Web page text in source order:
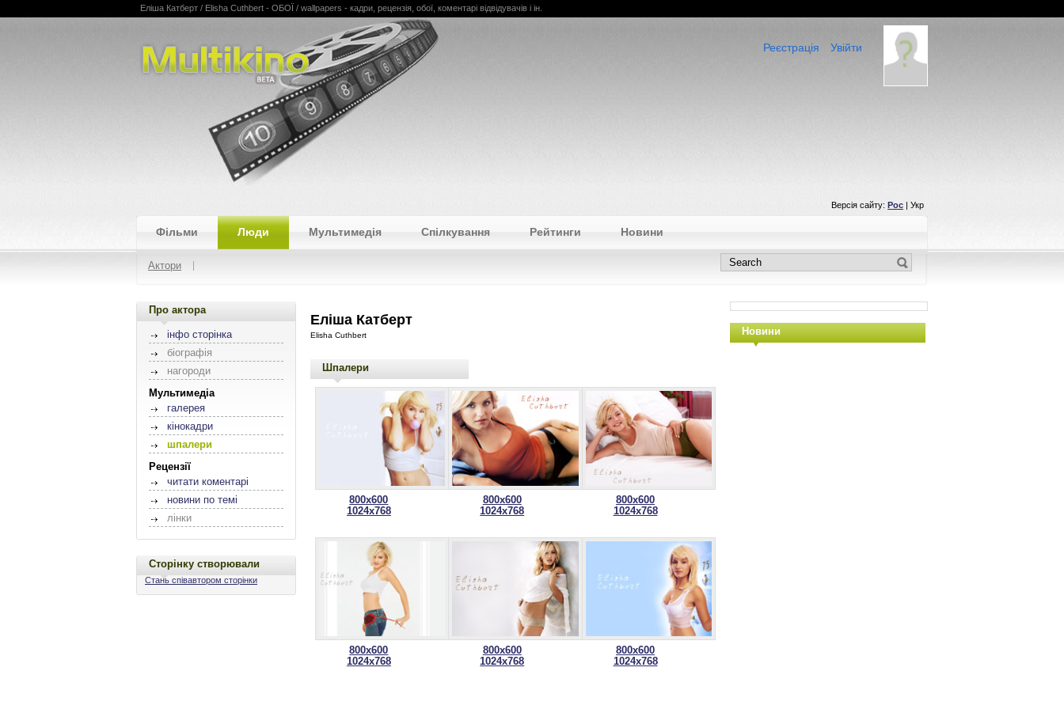
Multikino
Еліша Катберт / Elisha Cuthbert - ОБОЇ / wallpapers - кадри, рецензія, обої, коментарі відвідувачів і ін.
Увійти
Реєстрація
Версія сайту: Рос | Укр
Фільми Люди Мультимедія Спілкування Рейтинги Новини
Актори
Про актора
інфо сторінка
біографія
нагороди
Мультимедіа
галерея
кінокадри
шпалери
Рецензії
читати коментарі
новини по темі
лінки
Сторінку створювали
Стань співавтором сторінки
Еліша Катберт
Elisha Cuthbert
Шпалери
800x600
1024x768
800x600
1024x768
800x600
1024x768
800x600
1024x768
800x600
1024x768
800x600
1024x768
Новини